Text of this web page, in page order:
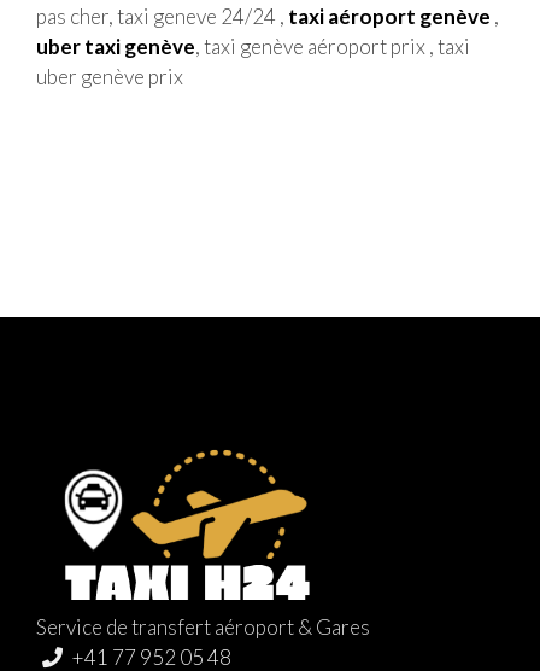
pas cher, taxi geneve 24/24 , taxi aéroport genève ,
uber taxi genève, taxi genève aéroport prix , taxi
uber genève prix
Service de transfert aéroport & Gares
+41 77 952 05 48